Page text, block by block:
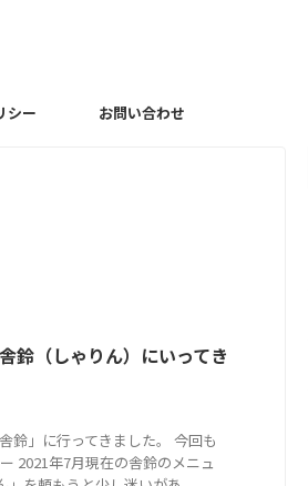
シー お問い合わせ
鈴（しゃりん）にいってき
鈴」に行ってきました。 今回も
2021年7月現在の舎鈴のメニュ